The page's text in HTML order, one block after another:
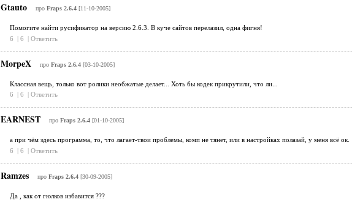
Gtauto про Fraps 2.6.4[11-10-2005]
Помогите найти русификатор на версию 2.6.3. В куче сайтов перелазил, одна фигня!
6
| 6 | Ответить
MorpeX про Fraps 2.6.4[03-10-2005]
Классная вещь, только вот ролики необжатые делает... Хоть бы кодек прикрутили, что ли...
6
| 6 | Ответить
EARNEST про Fraps 2.6.4[01-10-2005]
а при чём здесь программа, то, что лагает-твои проблемы, комп не тянет, или в настройках полазай, у меня всё ок.
6
| 6 | Ответить
Ramzes про Fraps 2.6.4[30-09-2005]
Да , как от гюлков избавится ???